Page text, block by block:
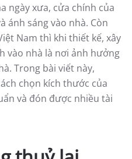
ngày xưa, cửa chính của
ánh sáng vào nhà. Còn
Nam thì khi thiết kế, xây
vào nhà là nơi ảnh hưởng
Trong bài viết này,
chọn kích thước của
và đón được nhiều tài